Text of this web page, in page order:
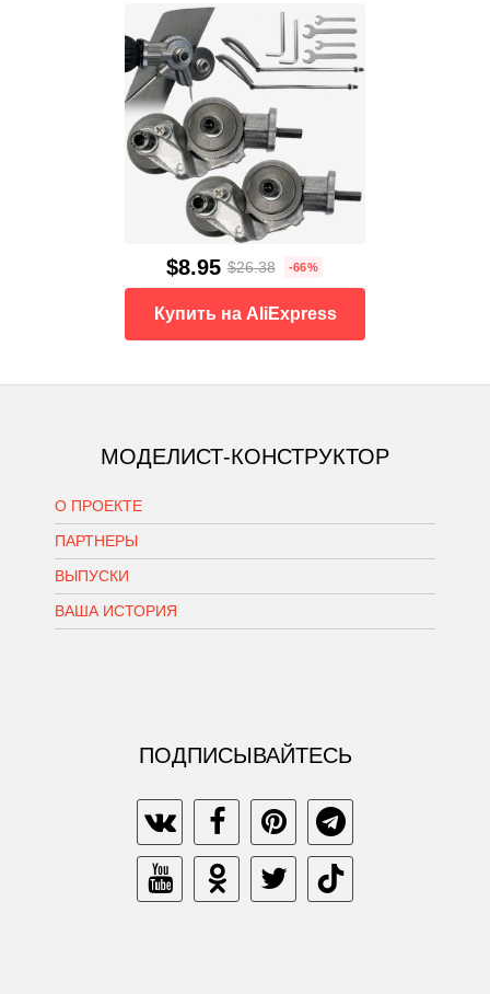
$8.95 $26.38 -66%
Купить на AliExpress
МОДЕЛИСТ-КОНСТРУКТОР
О ПРОЕКТЕ
ПАРТНЕРЫ
ВЫПУСКИ
ВАША ИСТОРИЯ
ПОДПИСЫВАЙТЕСЬ